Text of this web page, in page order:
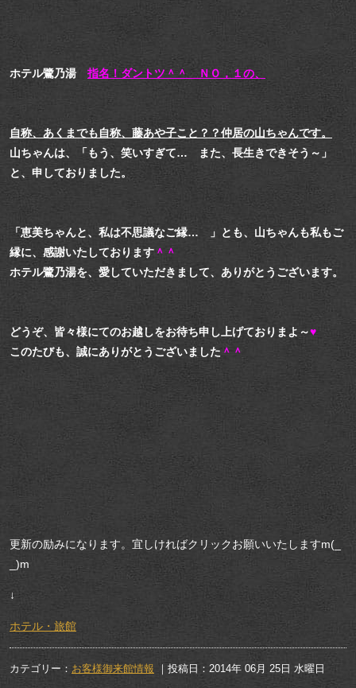
ホテル鷺乃湯 指名！ダントツ＾＾ ＮＯ，１の、
自称、あくまでも自称、藤あや子こと？？仲居の山ちゃんです。
山ちゃんは、「もう、笑いすぎて… また、長生きできそう～」
と、申しておりました。
「恵美ちゃんと、私は不思議なご縁… 」とも、山ちゃんも私もご
縁に、感謝いたしております ＾＾
ホテル鷺乃湯を、愛していただきまして、ありがとうございます。
どうぞ、皆々様にてのお越しをお待ち申し上げておりまよ～♥
このたびも、誠にありがとうございました ＾＾
更新の励みになります。宜しければクリックお願いいたしますm(_
_)m
↓
ホテル・旅館
カテゴリー： お客様御来館情報 ｜投稿日：2014年 06月 25日 水曜日